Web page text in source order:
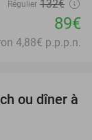
Régulier 132€
89€
4,88€ p.p.p.n.
59%
ou dîner à